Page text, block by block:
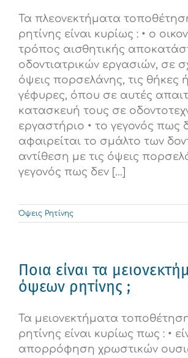
Τα πλεονεκτήματα
ρητίνης είναι κυρίως : • ο
τρόπος αισθητικής
οδοντιατρικών εργασιών, σε
όψεις πορσελάνης, τις θήκες ή
γέφυρες, όπου σε αυτές
κατασκευή τους σε
εργαστήριο • το γεγονός πως
αφαιρείται το σμάλτο των
αντίθεση με τις όψεις
γεγονός πως δεν [...]
Όψεις Ρητίνης
Ποια είναι τα
όψεων ρητίνης ;
Τα μειονεκτήματα
ρητίνης είναι κυρίως πως : •
απορρόφηση χρωστικών